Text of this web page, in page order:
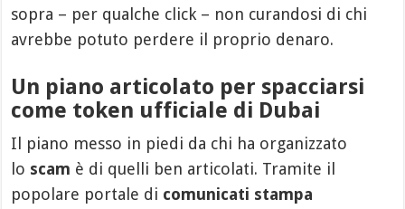
sopra – per qualche click – non curandosi di chi
avrebbe potuto perdere il proprio denaro.
Un piano articolato per spacciarsi
come token ufficiale di Dubai
Il piano messo in piedi da chi ha organizzato
lo scam è di quelli ben articolati. Tramite il
popolare portale di comunicati stampa